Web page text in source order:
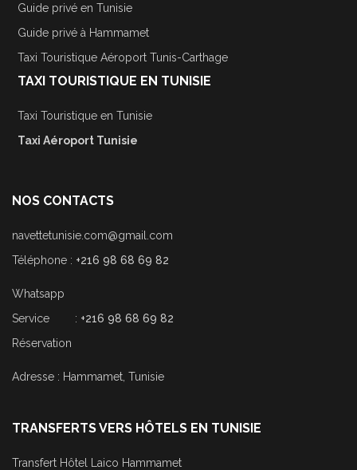
Guide privé en Tunisie
Guide privé à Hammamet
Taxi Touristique Aéroport Tunis-Carthage
TAXI TOURISTIQUE EN TUNISIE
Taxi Touristique en Tunisie
Taxi Aéroport Tunisie
NOS CONTACTS
navettetunisie.com@gmail.com
Téléphone : +216 98 68 69 82
Whatsapp
Service : +216 98 68 69 82
Réservation
Adresse : Hammamet, Tunisie
TRANSFERTS VERS HÔTELS EN TUNISIE
Transfert Hôtel Laico Hammamet